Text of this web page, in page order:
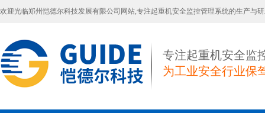
欢迎光临郑州恺德尔科技发展有限公司网站,专注起重机安全监控管理系统的生产与
专注起重机安全监
为工业安全行业保